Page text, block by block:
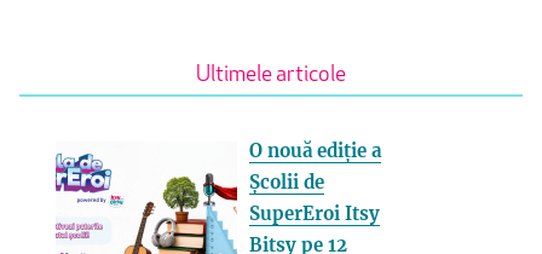
Ultimele articole
O nouă ediție a
Școlii de
SuperEroi Itsy
Bitsy pe 12